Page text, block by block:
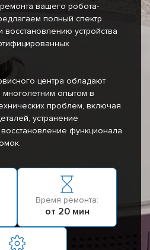
вашего робота-
полный спектр
восстановлению устройства
центра обладают
опытом в
проблем, включая
устранение
функционала
Время ремонта:
от 20 мин